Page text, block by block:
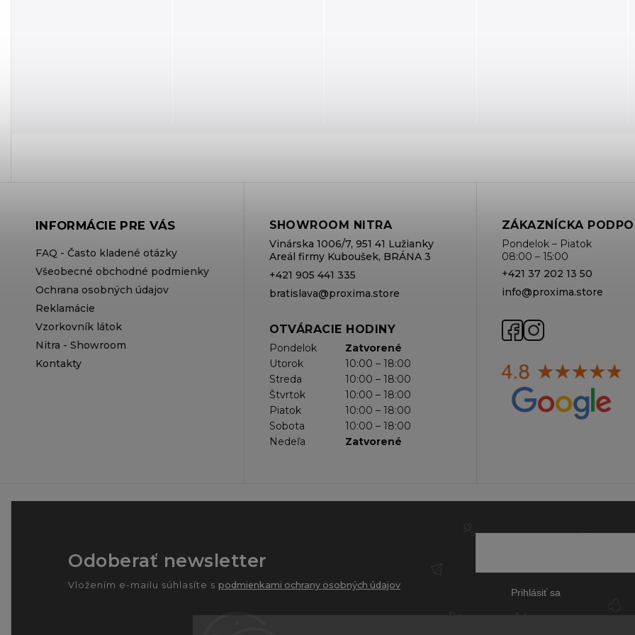
INFORMÁCIE PRE VÁS
FAQ - Často kladené otázky
Všeobecné obchodné podmienky
Ochrana osobných údajov
Reklamácie
Vzorkovník látok
Nitra - Showroom
Kontakty
SHOWROOM NITRA
Vinárska 1006/7, 951 41 Lužianky
Areál firmy Kuboušek, BRÁNA 3
+421 905 441 335
bratislava@proxima.store
OTVÁRACIE HODINY
Pondelok
Zatvorené
Utorok
10:00 – 18:00
Streda
10:00 – 18:00
Štvrtok
10:00 – 18:00
Piatok
10:00 – 18:00
Sobota
10:00 – 18:00
Nedeľa
Zatvorené
ZÁKAZNÍCKA
Pondelok – Piatok
08:00 – 15:00
+421 37 202 13 50
info@proxima.store
Odoberať newsletter
Vložením e-mailu súhlasíte s podmienkami ochrany osobných údajov
Prihlásiť sa